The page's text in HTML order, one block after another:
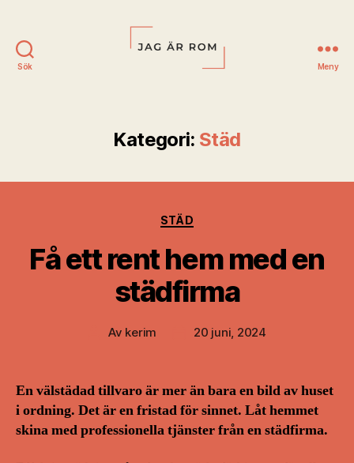
Sök Meny
Kategori: Städ
Kategorier
STÄD
Få ett rent hem med en
städfirma
Inläggsförfattare
Av kerim Inläggsdatum
20 juni, 2024
En välstädad tillvaro är mer än bara en bild av huset
i ordning. Det är en fristad för sinnet. Låt hemmet
skina med professionella tjänster från en städfirma.